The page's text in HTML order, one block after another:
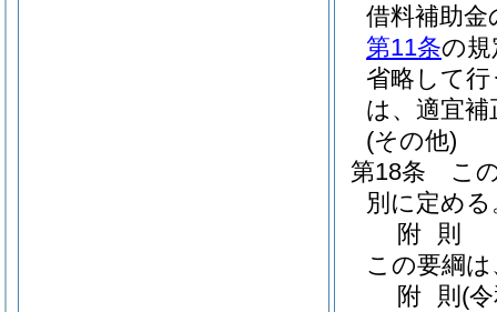
借料補助
第11条の
省略して
は、適宜
(その他)
第18条
こ
別に定める
附 則
この要綱
附 則 (